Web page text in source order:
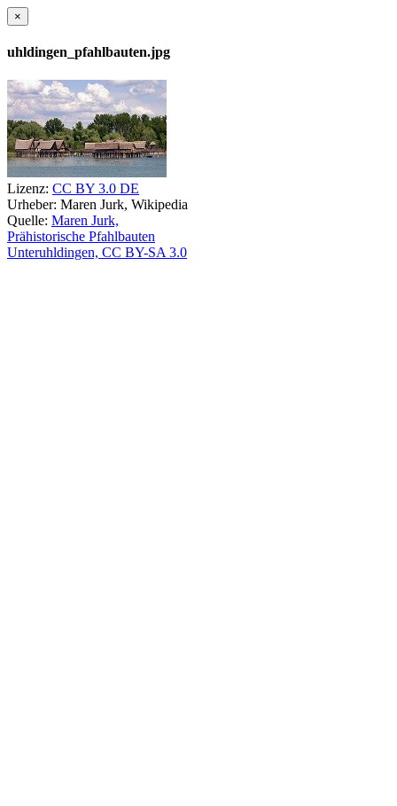
×
uhldingen_pfahlbauten.jpg
Lizenz: CC BY 3.0 DE
Urheber: Maren Jurk, Wikipedia
Quelle: Maren Jurk,
Prähistorische Pfahlbauten
Unteruhldingen, CC BY-SA 3.0